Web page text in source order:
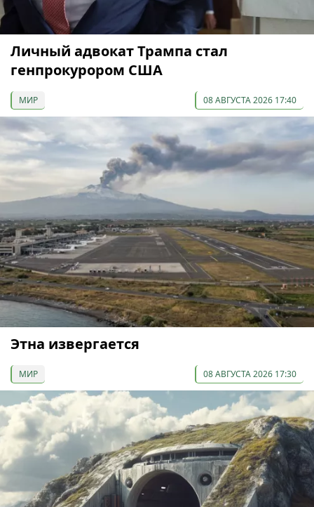
Личный адвокат Трампа стал
генпрокурором США
МИР 08 АВГУСТА 2026 17:40
Этна извергается
МИР 08 АВГУСТА 2026 17:30